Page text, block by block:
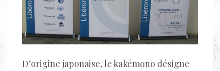
D’origine japonaise, le kakémono désigne